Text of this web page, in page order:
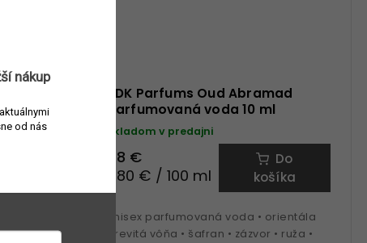
•
BDK Parfums Oud Abramad
parfumovaná voda 10 ml
Skladom v predajni
48 €
480 € / 100 ml
Do
košíka
Unisex parfumovaná voda • orientála
drevitá vôňa • šafran • zázvor • ruža •
nákup
od nás